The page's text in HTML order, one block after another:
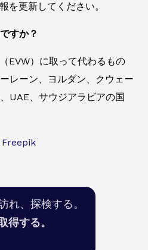
を更新してください。
すか？
EVW）に取って代わるもの
レーン、ヨルダン、クウェー
UAE、サウジアラビアの国
れ、探検する。
得する。